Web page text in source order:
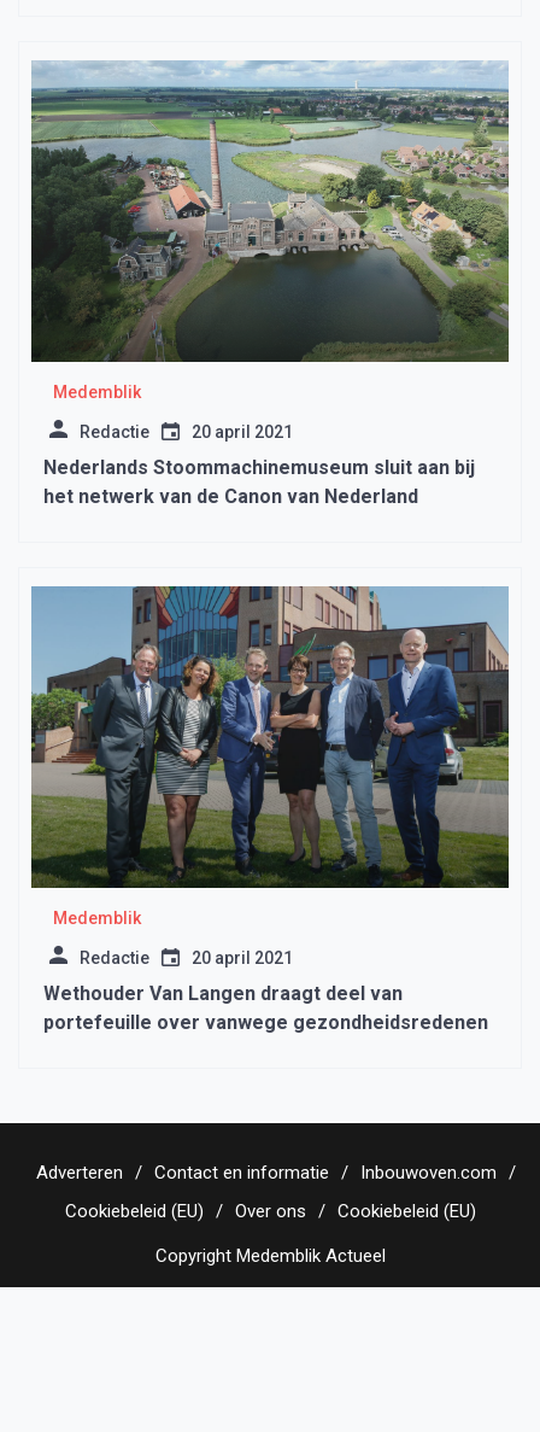
Medemblik
Redactie 20 april 2021
Nederlands Stoommachinemuseum sluit aan bij
het netwerk van de Canon van Nederland
Medemblik
Redactie 20 april 2021
Wethouder Van Langen draagt deel van
portefeuille over vanwege gezondheidsredenen
Adverteren Contact en informatie
Inbouwoven.com
Cookiebeleid (EU)
Over ons Cookiebeleid (EU)
Copyright Medemblik Actueel